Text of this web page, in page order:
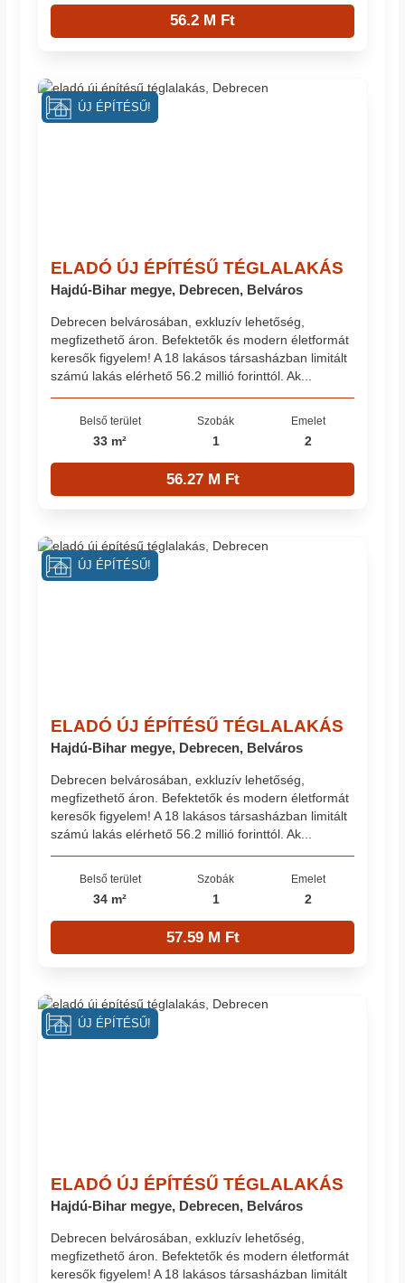
56.2 M Ft
ELADÓ ÚJ ÉPÍTÉSŰ TÉGLALAKÁS
Hajdú-Bihar megye, Debrecen, Belváros
Debrecen belvárosában, exkluzív lehetőség,
megfizethető áron. Befektetők és modern életformát
keresők figyelem! A 18 lakásos társasházban limitált
számú lakás elérhető 56.2 millió forinttól. Ak...
Belső terület
33 m²
Szobák
1
Emelet
2
56.27 M Ft
ÚJ ÉPÍTÉSŰ!
ELADÓ ÚJ ÉPÍTÉSŰ TÉGLALAKÁS
Hajdú-Bihar megye, Debrecen, Belváros
Debrecen belvárosában, exkluzív lehetőség,
megfizethető áron. Befektetők és modern életformát
keresők figyelem! A 18 lakásos társasházban limitált
számú lakás elérhető 56.2 millió forinttól. Ak...
Belső terület
34 m²
Szobák
1
Emelet
2
57.59 M Ft
ÚJ ÉPÍTÉSŰ!
ELADÓ ÚJ ÉPÍTÉSŰ TÉGLALAKÁS
Hajdú-Bihar megye, Debrecen, Belváros
Debrecen belvárosában, exkluzív lehetőség,
megfizethető áron. Befektetők és modern életformát
keresők figyelem! A 18 lakásos társasházban limitált
ÚJ ÉPÍTÉSŰ!